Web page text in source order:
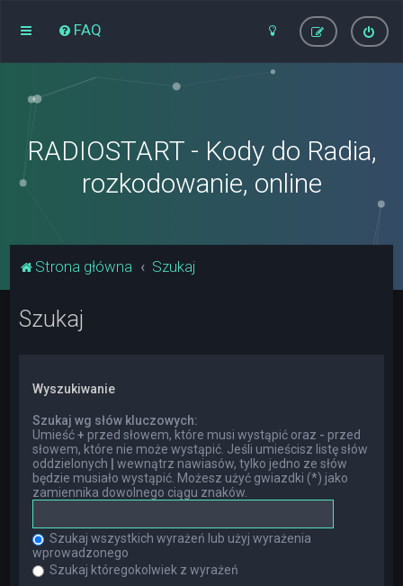
FAQ
RADIOSTART - Kody do Radia,
rozkodowanie, online
Strona główna Szukaj
Szukaj
Wyszukiwanie
Szukaj wg słów kluczowych:
Umieść+ przed słowem, które musi wystąpić oraz - przed
słowem, które nie może wystąpić. Jeśli umieścisz listę słów
oddzielonych
wewnątrz nawiasów, tylko jedno ze słów
będzie musiało wystąpić. Możesz użyć gwiazdki (*) jako
zamiennika dowolnego ciągu znaków.
Szukaj wszystkich wyrażeń lub użyj wyrażenia
wprowadzonego
Szukaj któregokolwiek z wyrażeń